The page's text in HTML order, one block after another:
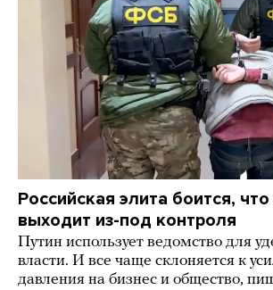
Российская элита боится,
выходит из-под контроля
Путин использует ведомство для
власти. И все чаще склоняется к
давления на бизнес и общество,